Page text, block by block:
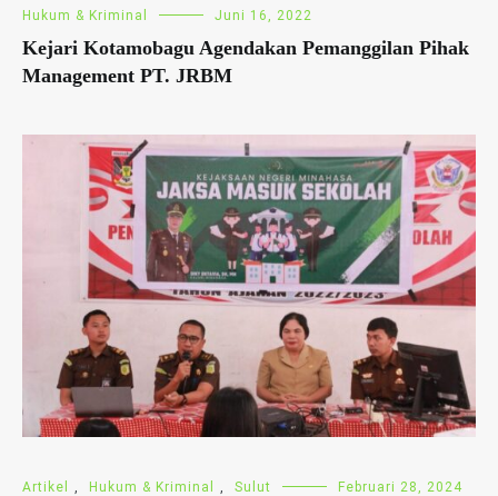
Hukum & Kriminal Juni 16, 2022
Kejari Kotamobagu Agendakan Pemanggilan Pihak
Management PT. JRBM
Artikel , Hukum & Kriminal , Sulut Februari 28, 2024